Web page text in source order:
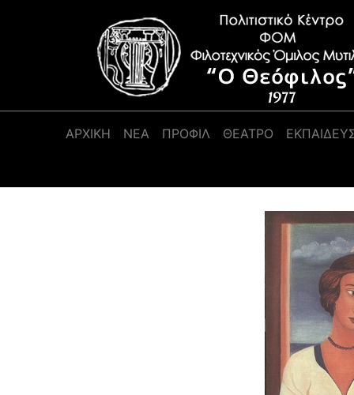
Κύρια πλοήγηση
ΑΡΧΙΚΉ ΝΕΑ ΠΡΟΦΊΛ ΘΕΑΤΡΟ